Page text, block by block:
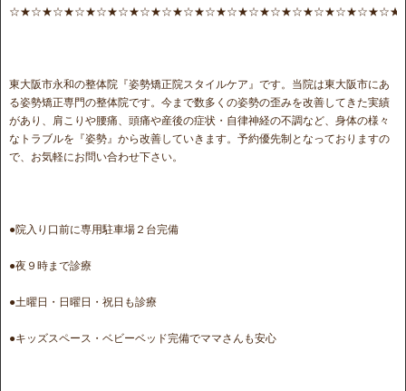
東大阪市永和の整体院『姿勢矯正院スタイルケア』です。当院は東大阪市にあ
る姿勢矯正専門の整体院です。今まで数多くの姿勢の歪みを改善してきた実績
があり、肩こりや腰痛、頭痛や産後の症状・自律神経の不調など、身体の様々
なトラブルを『姿勢』から改善していきます。予約優先制となっておりますの
で、お気軽にお問い合わせ下さい。
●院入り口前に専用駐車場２台完備
●夜９時まで診療
●土曜日・日曜日・祝日も診療
●キッズスペース・ベビーベッド完備でママさんも安心